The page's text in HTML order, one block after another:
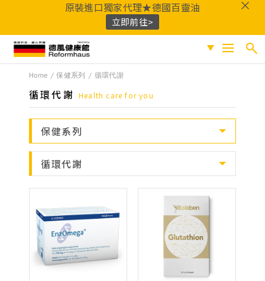
原裝進口獨家代理★德國百靈油
立即前往>
百靈油 黑種草油 鎂 Q10 酸櫻桃
魚
油
益生菌
鐵
B群 鋅 蜂膠
Home 保健系列 循環代謝
循環代謝 Health care for you
保健系列
循環代謝
促銷專區
人氣商品
保健系列
成份分類
適用族群
嚴選好物
優質品牌